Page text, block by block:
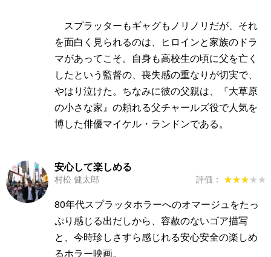
スプラッターもギャグもノリノリだが、それ
を面白く見られるのは、ヒロインと家族のドラ
マがあってこそ。自身も高校生の頃に父を亡く
したという監督の、喪失感の重なりが切実で、
やはり泣けた。ちなみに彼の父親は、『大草原
の小さな家』の頼れる父チャールズ役で人気を
博した俳優マイケル・ランドンである。
安心して楽しめる
村松 健太郎 評価： ★★★★★
★★★★★
80年代スプラッタホラーへのオマージュをたっ
ぷり感じる出だしから、容赦のないゴア描写
と、今時珍しさすら感じれる安心安全の楽しめ
るホラー映画。